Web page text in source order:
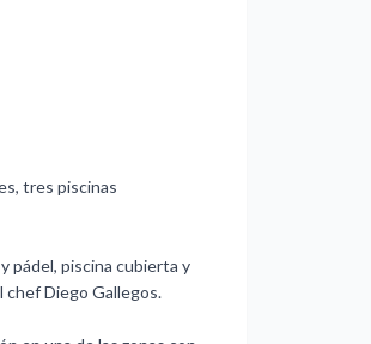
tres piscinas
pádel, piscina cubierta y
Diego Gallegos.